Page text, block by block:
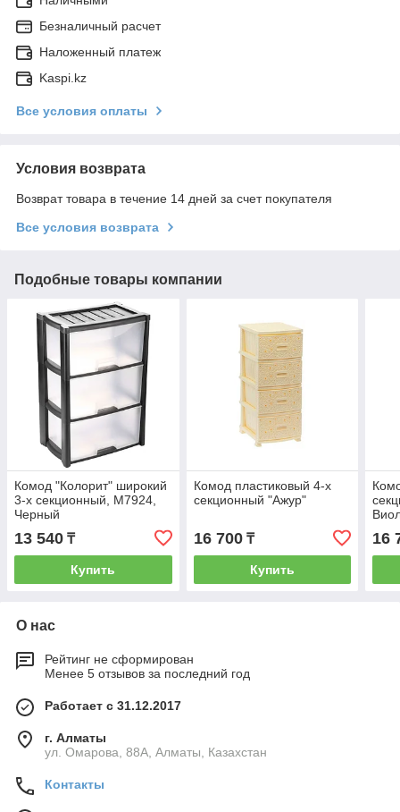
Безналичный расчет
Наложенный платеж
Kaspi.kz
Все условия оплаты
Условия возврата
Возврат товара в течение 14 дней за счет покупателя
Все условия возврата
Подобные товары компании
Комод "Колорит" широкий
3-х секционный, М7924,
Черный
13 540 ₸
Купить
Комод пластиковый 4-х
секционный "Ажур"
16 700₸
Купить
16
О нас
Рейтинг не сформирован
Менее 5 отзывов за последний год
Работает с 31.12.2017
г. Алматы
ул. Омарова, 88А, Алматы, Казахстан
Контакты